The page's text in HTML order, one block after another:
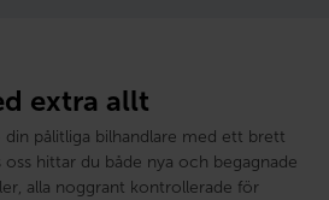
extra allt
pålitliga bilhandlare med ett brett
hittar du både nya och begagnade
alla noggrant kontrollerade för